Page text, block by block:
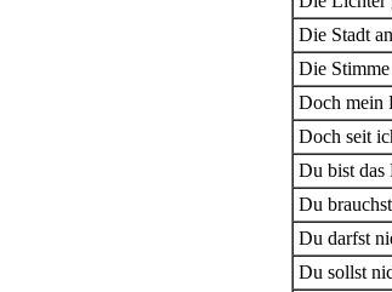
Die Stadt
Die
Doch mein
Doch seit
Du bist das
Du
Du darfst
Du sollst